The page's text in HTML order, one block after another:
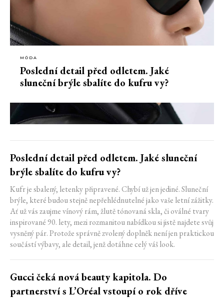
MÓDA
Poslední detail před odletem. Jaké
sluneční brýle sbalíte do kufru vy?
Poslední detail před odletem. Jaké sluneční
brýle sbalíte do kufru vy?
Kufr je sbalený, letenky připravené. Chybí už jen jediné. Sluneční
brýle, které budou stejně nepřehlédnutelné jako vaše letní zážitky.
Ať už vás zaujme vínový rám, žlutě tónovaná skla, či oválné tvary
inspirované 90. lety, mezi rozmanitou nabídkou si jistě najdete svůj
vysněný pár. Protože správně zvolený doplněk není jen praktickou
součástí výbavy, ale detail, jenž dotáhne celý váš look.
Gucci čeká nová beauty kapitola. Do
partnerství s L’Oréal vstoupí o rok dříve